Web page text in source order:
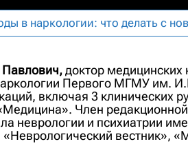
в наркологии: что делать с
доктор
Первого МГМУ им.
включая 3 клинических
Член
неврологии и психиатрии
вестник»,